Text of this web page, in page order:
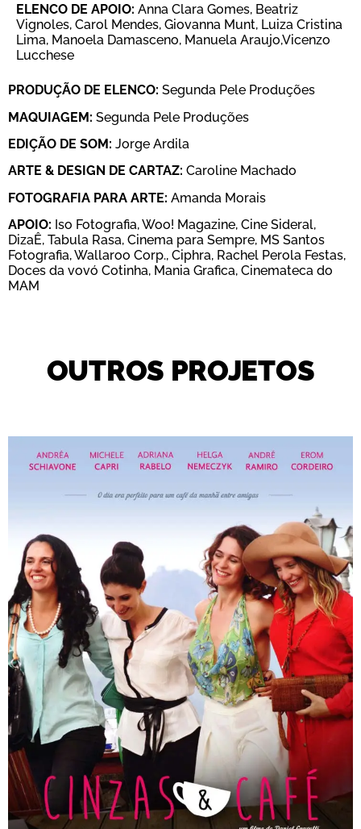
ELENCO DE APOIO: Anna Clara Gomes, Beatriz
Vignoles, Carol Mendes, Giovanna Munt, Luiza Cristina
Lima, Manoela Damasceno, Manuela Araujo,Vicenzo
Lucchese
PRODUÇÃO DE ELENCO: Segunda Pele Produções
MAQUIAGEM: Segunda Pele Produções
EDIÇÃO DE SOM: Jorge Ardila
ARTE & DESIGN DE CARTAZ: Caroline Machado
FOTOGRAFIA PARA ARTE: Amanda Morais
APOIO: Iso Fotografia, Woo! Magazine, Cine Sideral,
DizaÊ, Tabula Rasa, Cinema para Sempre, MS Santos
Fotografia, Wallaroo Corp., Ciphra, Rachel Perola Festas,
Doces da vovó Cotinha, Mania Grafica, Cinemateca do
MAM
OUTROS PROJETOS